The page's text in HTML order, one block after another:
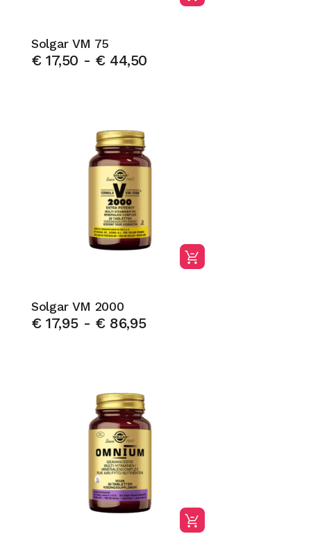
Solgar VM 75
€17,50 - €44,50
Solgar VM 2000
€17,95 - €86,95